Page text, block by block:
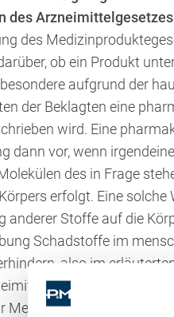
des
des
ob ein Produkt
aufgrund der
der Beklagten eine
wird. Eine
dann vor, wenn
des in Frage
erfolgt. Eine
anderer Stoffe auf die
Schadstoffe im
also im
beworben, sind
Medizinprodukte. Auf